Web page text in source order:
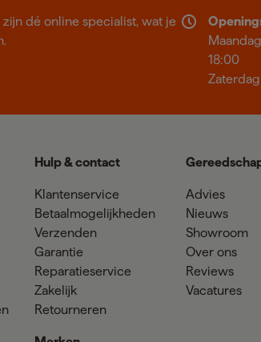
dé online specialist, wat je
18:00
Hulp & contact
Klantenservice
Betaalmogelijkheden
Verzenden
Garantie
Reparatieservice
Zakelijk
Retourneren
Advies
Nieuws
Showroom
Over ons
Reviews
Vacatures